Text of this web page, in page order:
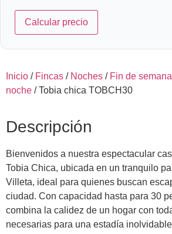
Calcular precio
Inicio / Fincas / Noches / Fin de
noche / Tobia chica TOBCH30
Descripción
Bienvenidos a nuestra espectacular
Tobia Chica, ubicada en un tranquilo
Villeta, ideal para quienes buscan
ciudad. Con capacidad hasta para 30
combina la calidez de un hogar con
necesarias para una estadía